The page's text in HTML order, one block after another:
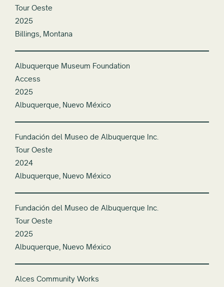
Tour Oeste
2025
Billings, Montana
Albuquerque Museum Foundation
Access
2025
Albuquerque, Nuevo México
Fundación del Museo de Albuquerque Inc.
Tour Oeste
2024
Albuquerque, Nuevo México
Fundación del Museo de Albuquerque Inc.
Tour Oeste
2025
Albuquerque, Nuevo México
Alces Community Works